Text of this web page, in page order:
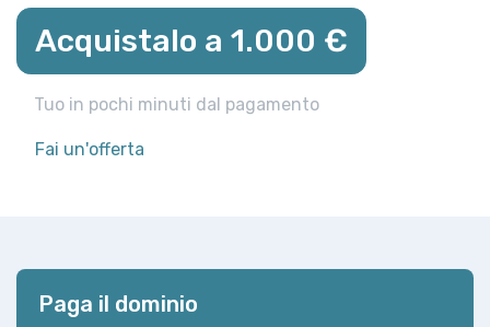
Acquistalo a 1.000 €
Tuo in pochi minuti dal pagamento
Fai un'offerta
Paga il dominio